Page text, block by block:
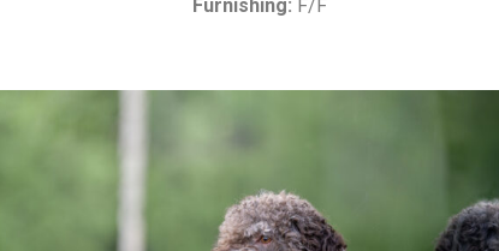
Furnishing: F/F